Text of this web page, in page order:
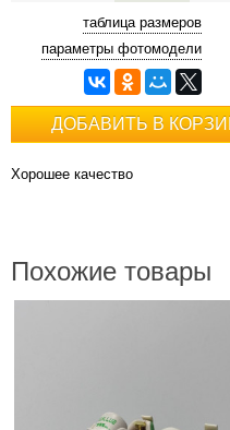
таблица размеров
параметры фотомодели
ДОБАВИТЬ В
Хорошее качество
Похожие товары